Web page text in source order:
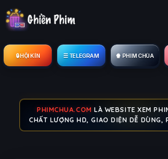
🔒︎ HỘI KÍN ☰ TELEGRAM 🍿 PHIM CHÙA
PHIMCHUA.COM LÀ WEBSITE XEM
CHẤT LƯỢNG HD, GIAO DIỆN DỄ DÙNG,